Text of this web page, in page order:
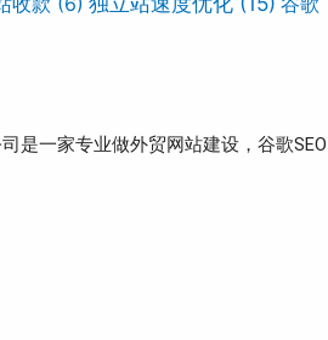
是一家专业做外贸网站建设，谷歌SEO